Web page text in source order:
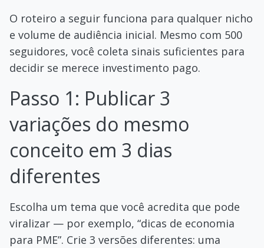
O roteiro a seguir funciona para qualquer nicho
e volume de audiência inicial. Mesmo com 500
seguidores, você coleta sinais suficientes para
decidir se merece investimento pago.
Passo 1: Publicar 3
variações do mesmo
conceito em 3 dias
diferentes
Escolha um tema que você acredita que pode
viralizar — por exemplo, “dicas de economia
para PME”. Crie 3 versões diferentes: uma